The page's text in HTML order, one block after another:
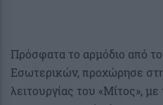
Πρόσφατα το αρμόδιο από
Εσωτερικών, προχώρησε
λειτουργίας του «Μίτος»,